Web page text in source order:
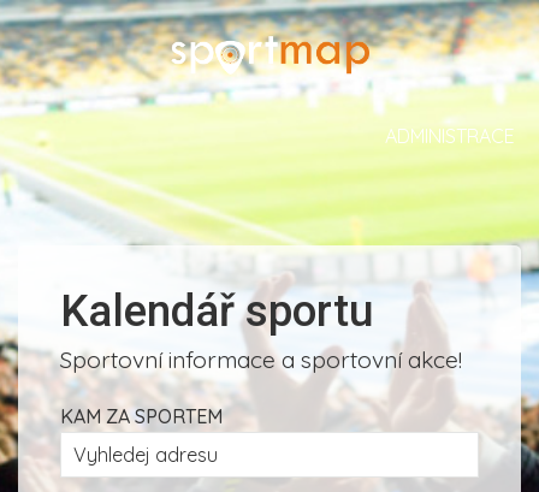
ADMINISTRACE
Kalendář sportu
Sportovní informace a sportovní akce!
KAM ZA SPORTEM